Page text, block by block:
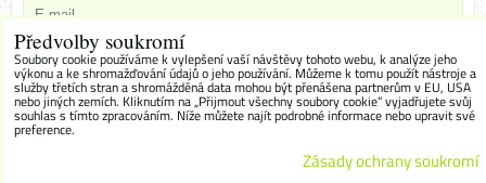
Chci se přihlásit k odběru novinek e-mailem
Odebírat
Předvolby soukromí
Soubory cookie používáme k vylepšení vaší návštěvy tohoto webu, k analýze jeho
výkonu a ke shromažďování údajů o jeho používání. Můžeme k tomu použít nástroje a
služby třetích stran a shromážděná data mohou být přenášena partnerům v EU, USA
nebo jiných zemích. Kliknutím na „Přijmout všechny soubory cookie“ vyjadřujete svůj
souhlas s tímto zpracováním. Níže můžete najít podrobné informace nebo upravit své
preference.
Zásady ochrany soukromí